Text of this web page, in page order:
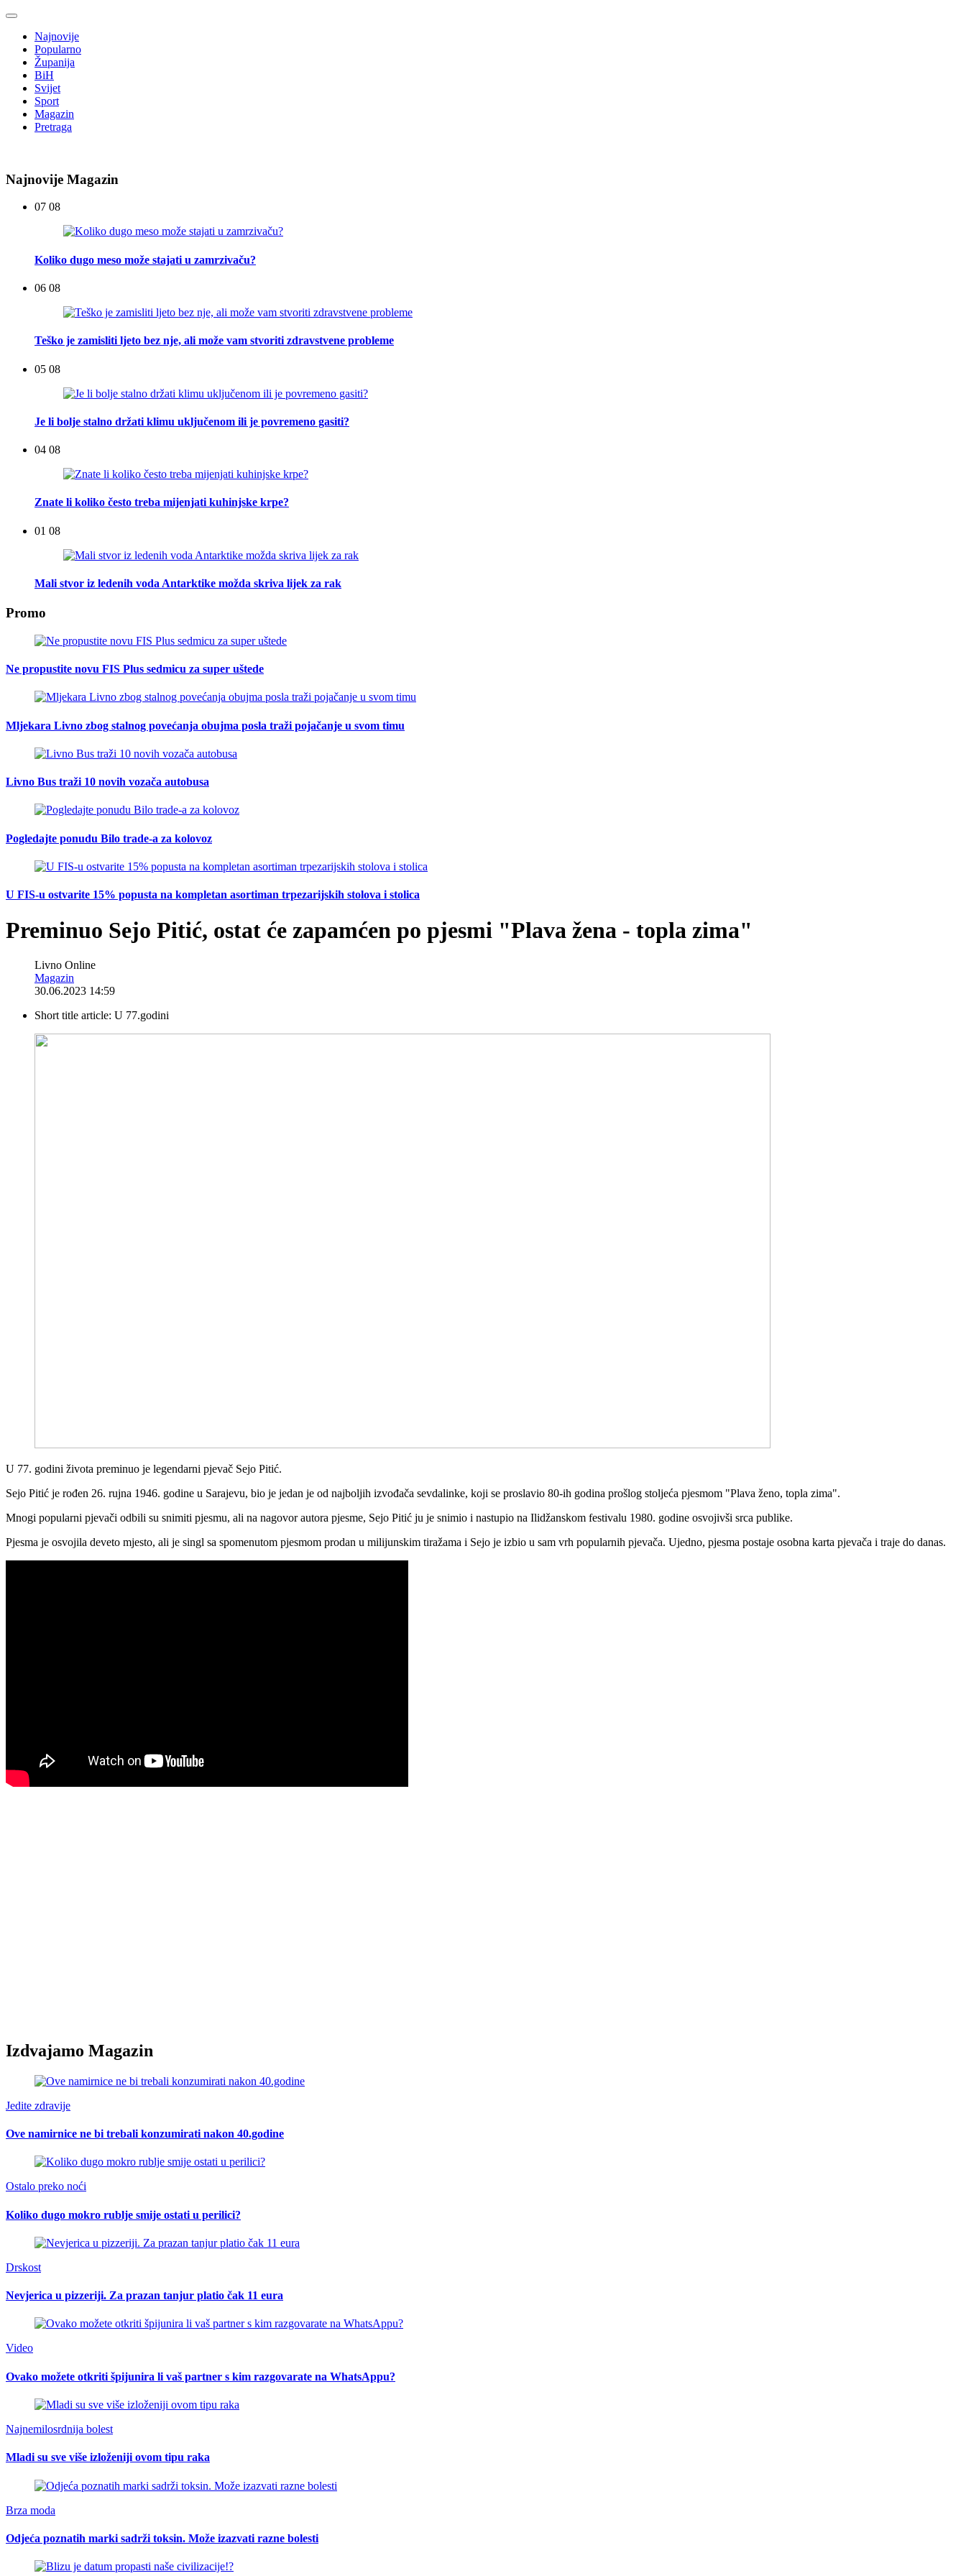
Najnovije
Popularno
Županija
BiH
Svijet
Sport
Magazin
Pretraga
Najnovije Magazin
07 08
Koliko dugo meso može stajati u zamrzivaču?
06 08
Teško je zamisliti ljeto bez nje, ali može vam stvoriti zdravstvene probleme
05 08
Je li bolje stalno držati klimu uključenom ili je povremeno gasiti?
04 08
Znate li koliko često treba mijenjati kuhinjske krpe?
01 08
Mali stvor iz ledenih voda Antarktike možda skriva lijek za rak
Promo
Ne propustite novu FIS Plus sedmicu za super uštede
Mljekara Livno zbog stalnog povećanja obujma posla traži pojačanje u svom timu
Livno Bus traži 10 novih vozača autobusa
Pogledajte ponudu Bilo trade-a za kolovoz
U FIS-u ostvarite 15% popusta na kompletan asortiman trpezarijskih stolova i stolica
Preminuo Sejo Pitić, ostat će zapamćen po pjesmi "Plava žena - topla zima"
Livno Online
Magazin
30.06.2023 14:59
Short title article: U 77.godini
U 77. godini života preminuo je legendarni pjevač Sejo Pitić.
Sejo Pitić je rođen 26. rujna 1946. godine u Sarajevu, bio je jedan je od najboljih izvođača sevdalinke, koji se proslavio 80-ih godina prošlog stoljeća pjesmom "Plava ženo, topla zima".
Mnogi popularni pjevači odbili su snimiti pjesmu, ali na nagovor autora pjesme, Sejo Pitić ju je snimio i nastupio na Ilidžanskom festivalu 1980. godine osvojivši srca publike.
Pjesma je osvojila deveto mjesto, ali je singl sa spomenutom pjesmom prodan u milijunskim tiražama i Sejo je izbio u sam vrh popularnih pjevača. Ujedno, pjesma postaje osobna karta pjevača i traje do danas.
Izdvajamo Magazin
Jedite zdravije
Ove namirnice ne bi trebali konzumirati nakon 40.godine
Ostalo preko noći
Koliko dugo mokro rublje smije ostati u perilici?
Drskost
Nevjerica u pizzeriji. Za prazan tanjur platio čak 11 eura
Video
Ovako možete otkriti špijunira li vaš partner s kim razgovarate na WhatsAppu?
Najnemilosrdnija bolest
Mladi su sve više izloženiji ovom tipu raka
Brza moda
Odjeća poznatih marki sadrži toksin. Može izazvati razne bolesti